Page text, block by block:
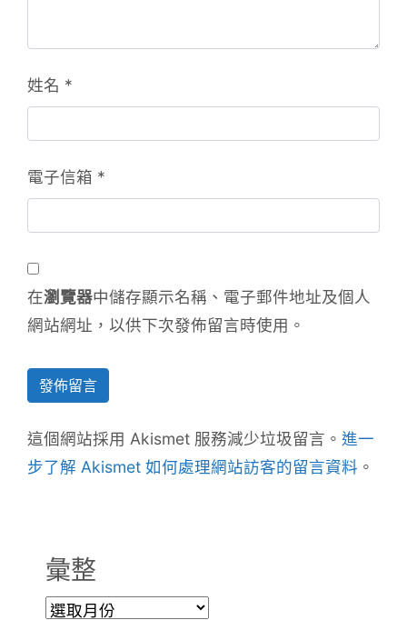
姓名 *
電子信箱 *
在瀏覽器中儲存顯示名稱、電子郵件地址及個人
網站網址，以供下次發佈留言時使用。
這個網站採用 Akismet 服務減少垃圾留言。 進一
步了解 Akismet 如何處理網站訪客的留言資料 。
彙整
彙